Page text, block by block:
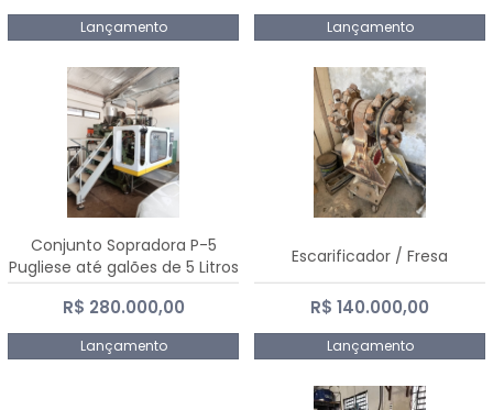
Lançamento Lançamento
Conjunto Sopradora P-5
Pugliese até galões de 5 Litros
R$ 280.000,00
Lançamento
Escarificador / Fresa
R$ 140.000,00
Lançamento